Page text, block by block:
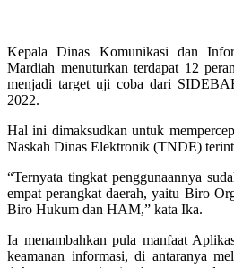
Kepala Dinas Komunikasi dan
Mardiah menuturkan terdapat 12
menjadi target uji coba dari
2022.
Hal ini dimaksudkan untuk
Naskah Dinas Elektronik (TNDE)
“Ternyata tingkat penggunaannya
empat perangkat daerah, yaitu Biro
Biro Hukum dan HAM,” kata Ika.
Ia menambahkan pula manfaat
keamanan informasi, di antaranya